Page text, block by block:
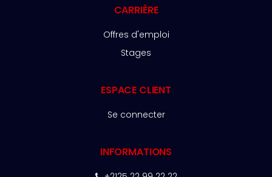
CARRIÈRE
Offres d'emploi
Stages
ESPACE CLIENT
Se connecter
INFORMATIONS